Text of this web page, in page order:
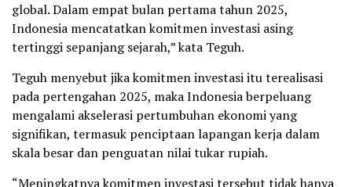
global. Dalam empat bulan pertama tahun 2025,
Indonesia mencatatkan komitmen investasi asing
tertinggi sepanjang sejarah,” kata Teguh.
Teguh menyebut jika komitmen investasi itu terealisasi
pada pertengahan 2025, maka Indonesia berpeluang
mengalami akselerasi pertumbuhan ekonomi yang
signifikan, termasuk penciptaan lapangan kerja dalam
skala besar dan penguatan nilai tukar rupiah.
“Meningkatnya komitmen investasi tersebut tidak hanya